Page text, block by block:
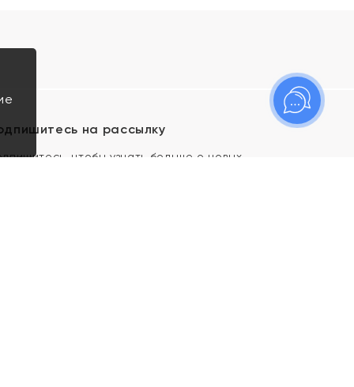
на рассылку
чтобы узнать больше о новых